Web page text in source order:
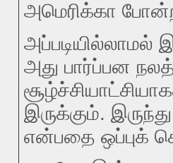
அமெரிக்கா
அது பார்ப்பன
இருக்கும்.
என்பதை ஒப்புக்